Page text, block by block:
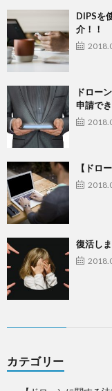
DIPSを
介！！
ドロー
申請で
【ドロ
復活し
カテゴリー